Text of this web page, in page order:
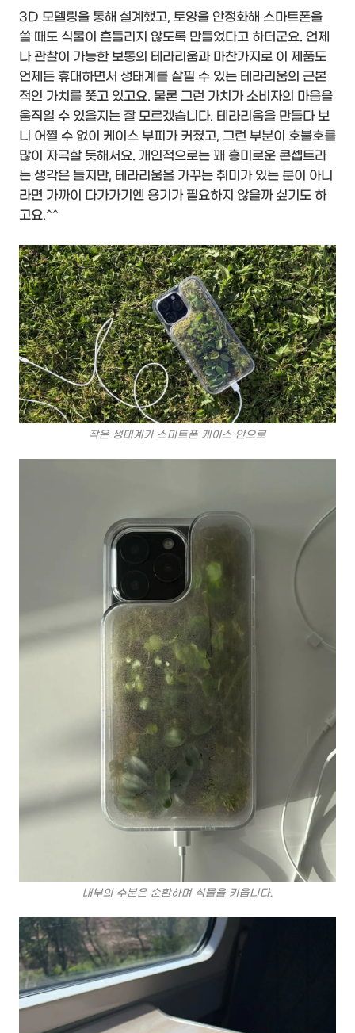
3D 모델링을 통해 설계했고, 토양을 안정화해 스마트폰을
쓸 때도 식물이 흔들리지 않도록 만들었다고 하더군요. 언제
나 관찰이 가능한 보통의 테라리움과 마찬가지로 이 제품도
언제든 휴대하면서 생태계를 살필 수 있는 테라리움의 근본
적인 가치를 쫓고 있고요. 물론 그런 가치가 소비자의 마음을
움직일 수 있을지는 잘 모르겠습니다. 테라리움을 만들다 보
니 어쩔 수 없이 케이스 부피가 커졌고, 그런 부분이 호불호를
많이 자극할 듯해서요. 개인적으로는 꽤 흥미로운 콘셉트라
는 생각은 들지만, 테라리움을 가꾸는 취미가 있는 분이 아니
라면 가까이 다가가기엔 용기가 필요하지 않을까 싶기도 하
고요.^^
작은 생태계가 스마트폰 케이스 안으로
내부의 수분은 순환하며 식물을 키웁니다.